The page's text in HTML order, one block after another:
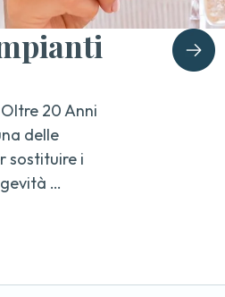
20 Anni
delle
sostituire i
…